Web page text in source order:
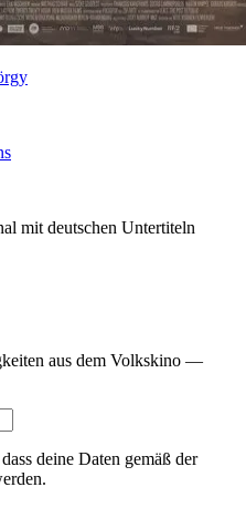
mit deutschen Untertiteln
aus dem Volkskino —
deine Daten gemäß der